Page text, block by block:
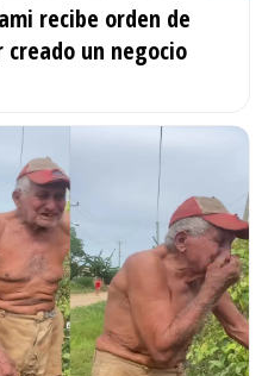
recibe orden de
un negocio